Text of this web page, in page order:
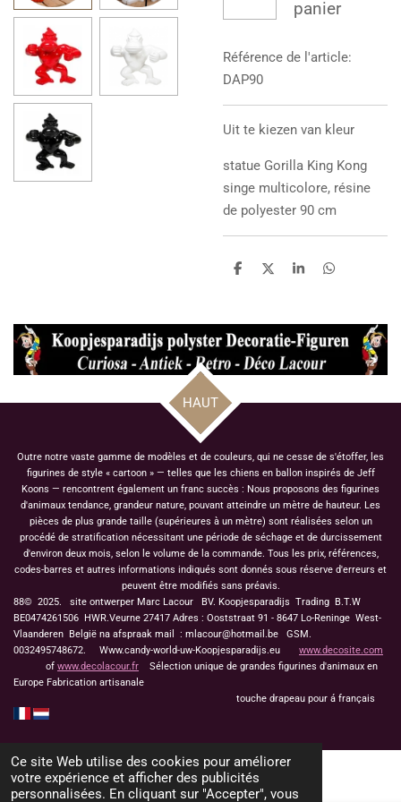
Ce site Web utilise des cookies pour améliorer
votre expérience et afficher des publicités
personnalisées. En cliquant sur "Accepter", vous
panier
Référence de l'article:
DAP90
Uit te kiezen van kleur
statue Gorilla King Kong
singe multicolore, résine
de polyester 90 cm
P
a
g
r
P
a
g
r
P
a
g
r
P
a
g
HAUT
Outre notre vaste gamme de modèles et de couleurs, qui ne cesse de s'étoffer, les
figurines de style « cartoon » — telles que les chiens en ballon inspirés de Jeff
Koons — rencontrent également un franc succès : Nous proposons des figurines
d'animaux tendance, grandeur nature, pouvant atteindre un mètre de hauteur. Les
pièces de plus grande taille (supérieures à un mètre) sont réalisées selon un
procédé de stratification nécessitant une période de séchage et de durcissement
d'environ deux mois, selon le volume de la commande. Tous les prix, références,
codes-barres et autres informations indiqués sont donnés sous réserve d'erreurs et
peuvent être modifiés sans préavis.
88© 2025. site ontwerper Marc Lacour BV. Koopjesparadijs Trading B.T.W
BE0474261506 HWR.Veurne 27417 Adres : Ooststraat 91 - 8647 Lo-Reninge West-
Vlaanderen België na afspraak mail : mlacour@hotmail.be GSM.
0032495748672. Www.candy-world-uw-Koopjesparadijs.eu www.decosite.com
of www.decolacour.fr Sélection unique de grandes figurines d'animaux en
Europe Fabrication artisanale
touche drapeau pour á français